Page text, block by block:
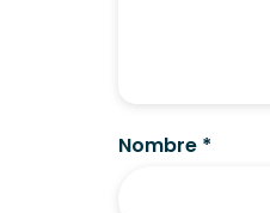
Nombre *